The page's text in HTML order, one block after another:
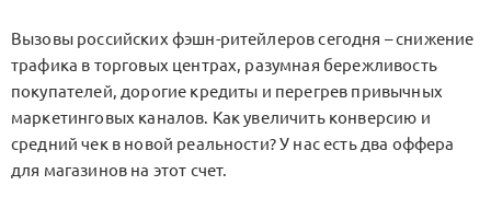
Вызовы российских фэшн-ритейлеров сегодня – снижение
трафика в торговых центрах, разумная бережливость
покупателей, дорогие кредиты и перегрев привычных
маркетинговых каналов. Как увеличить конверсию и
средний чек в новой реальности? У нас есть два оффера
для магазинов на этот счет.